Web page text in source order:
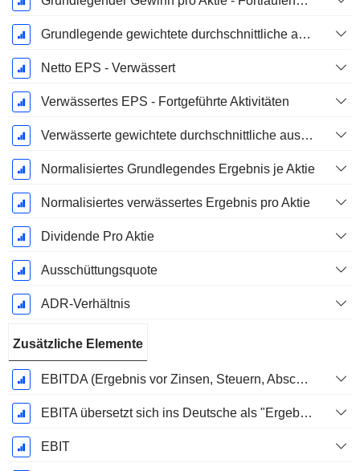
Grundlegende gewichtete durchschnittliche ausstehende Aktien
Netto EPS - Verwässert
Verwässertes EPS - Fortgeführte Aktivitäten
Verwässerte gewichtete durchschnittliche ausstehende Aktien
Normalisiertes Grundlegendes Ergebnis je Aktie
Normalisiertes verwässertes Ergebnis pro Aktie
Dividende Pro Aktie
Ausschüttungsquote
ADR-Verhältnis
Zusätzliche Elemente
EBITDA (Ergebnis vor Zinsen, Steuern, Abschreibungen auf immaterielle Vermögenswerte und Sachanlagen)
EBITA übersetzt sich ins Deutsche als "Ergebnis vor Zinsen, Steuern und Abschreibungen".
EBIT